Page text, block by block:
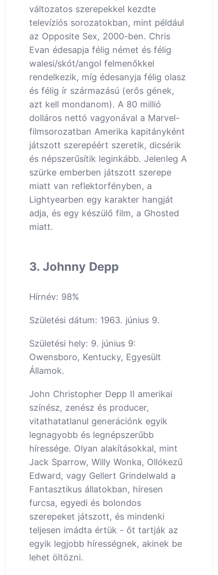
változatos szerepekkel kezdte
televíziós sorozatokban, mint például
az Opposite Sex, 2000-ben. Chris
Evan édesapja félig német és félig
walesi/skót/angol felmenőkkel
rendelkezik, míg édesanyja félig olasz
és félig ír származású (erős gének,
azt kell mondanom). A 80 millió
dolláros nettó vagyonával a Marvel-
filmsorozatban Amerika kapitányként
játszott szerepéért szeretik, dicsérik
és népszerűsítik leginkább. Jelenleg A
szürke emberben játszott szerepe
miatt van reflektorfényben, a
Lightyearben egy karakter hangját
adja, és egy készülő film, a Ghosted
miatt.
3. Johnny Depp
Hírnév: 98%
Születési dátum: 1963. június 9.
Születési hely: 9. június 9:
Owensboro, Kentucky, Egyesült
Államok.
John Christopher Depp II amerikai
színész, zenész és producer,
vitathatatlanul generációnk egyik
legnagyobb és legnépszerűbb
híressége. Olyan alakításokkal, mint
Jack Sparrow, Willy Wonka, Ollókezű
Edward, vagy Gellert Grindelwald a
Fantasztikus állatokban, híresen
furcsa, egyedi és bolondos
szerepeket játszott, és mindenki
teljesen imádta értük - őt tartják az
egyik legjobb hírességnek, akinek be
lehet öltözni.